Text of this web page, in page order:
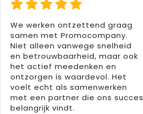
We werken ontzettend graag
samen met Promocompany.
Niet alleen vanwege snelheid
en betrouwbaarheid, maar ook
het actief meedenken en
ontzorgen is waardevol. Het
voelt echt als samenwerken
met een partner die ons succes
belangrijk vindt.